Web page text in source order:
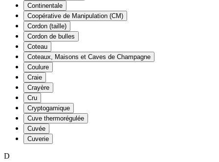
Continentale
Coopérative de Manipulation (CM)
Cordon (taille)
Cordon de bulles
Coteau
Coteaux, Maisons et Caves de Champagne
Coulure
Craie
Crayère
Cru
Cryptogamique
Cuve thermorégulée
Cuvée
Cuverie
D